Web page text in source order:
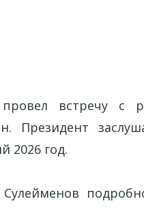
встречу с
Президент
2026 год.